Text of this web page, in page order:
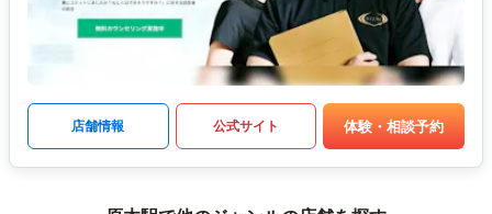
店舗情報 公式サイト 体験・相談予約